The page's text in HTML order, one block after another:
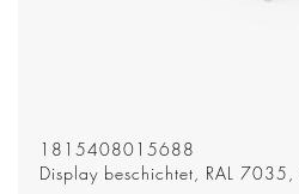
1815408015688
Display beschichtet, RAL